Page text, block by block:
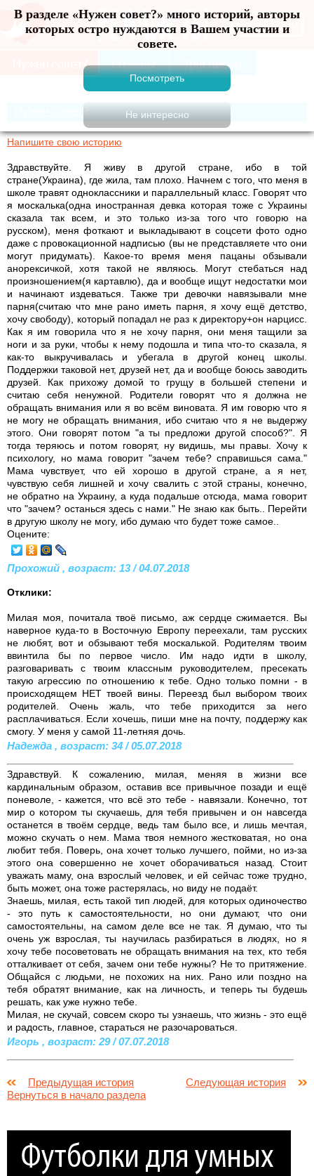
В разделе «Нужен совет?» много историй, авторы
которых остро нуждаются в Вашем участии и
совете.
Меню
Нужен совет?
Напишите свою историю
Здравствуйте. Я живу в другой стране, ибо в той
стране(Украина), где жила, там плохо. Начнем с того, что меня в
школе травят одноклассники и параллельный класс. Говорят что
я москалька(одна иностранная девка которая тоже с Украины
сказала так всем, и это только из-за того что говорю на
русском), меня фоткают и выкладывают в соцсети фото одно
даже с провокационной надписью (вы не представляете что они
могут придумать). Какое-то время меня пацаны обзывали
анорексичкой, хотя такой не являюсь. Могут стебаться над
произношением(я картавлю), да и вообще ищут недостатки мои
и начинают издеваться. Также три девочки навязывали мне
парня(считаю что мне рано иметь парня, я хочу ещё детство,
хочу свободу), который попадал не раз к директору+он нарцисс.
Как я им говорила что я не хочу парня, они меня тащили за
ноги и за руки, чтобы к нему подошла и типа что-то сказала, я
как-то выкручивалась и убегала в другой конец школы.
Поддержки таковой нет, друзей нет, да и вообще боюсь заводить
друзей. Как прихожу домой то грущу в большей степени и
считаю себя ненужной. Родители говорят что я должна не
обращать внимания или я во всём виновата. Я им говорю что я
не могу не обращать внимания, ибо считаю что я не выдержу
этого. Они говорят потом "а ты предложи другой способ?". Я
тогда теряюсь и потом говорят, ну видишь, мы правы. Хочу к
психологу, но мама говорит "зачем тебе? справишься сама."
Мама чувствует, что ей хорошо в другой стране, а я нет,
чувствую себя лишней и хочу свалить с этой страны, конечно,
не обратно на Украину, а куда подальше отсюда, мама говорит
что "зачем? останься здесь с нами." Не знаю как быть.. Перейти
в другую школу не могу, ибо думаю что будет тоже самое..
Оцените:
Прохожий , возраст: 13 / 04.07.2018
Отклики:
Милая моя, почитала твоё письмо, аж сердце сжимается. Вы
наверное куда-то в Восточную Европу переехали, там русских
не любят, вот и обзывают тебя москалькой. Родителям твоим
ввинтила бы по первое число. Им надо идти в школу,
разговаривать с твоим классным руководителем, пресекать
такую агрессию по отношению к тебе. Одно только помни - в
происходящем НЕТ твоей вины. Переезд был выбором твоих
родителей. Очень жаль, что тебе приходится за него
расплачиваться. Если хочешь, пиши мне на почту, поддержу как
смогу. У меня у самой 11-летняя дочь.
Надежда , возраст: 34 / 05.07.2018
Здравствуй. К сожалению, милая, меняя в жизни все
кардинальным образом, оставив все привычное позади и ещё
поневоле, - кажется, что всё это тебе - навязали. Конечно, тот
мир о котором ты скучаешь, для тебя привычен и он навсегда
останется в твоём сердце, ведь там было все, и лишь мечтая,
можно скучать о нем. Мама твоя немного жестковатая, но она
любит тебя. Поверь, она хочет только лучшего, пойми, но из-за
этого она совершенно не хочет оборачиваться назад. Стоит
уважать маму, она взрослый человек, и ей сейчас тоже трудно,
быть может, она тоже растерялась, но виду не подаёт.
Знаешь, милая, есть такой тип людей, для которых одиночество
- это путь к самостоятельности, но они думают, что они
самостоятельны, на самом деле все не так. Я думаю, что ты
очень уж взрослая, ты научилась разбираться в людях, но я
хочу тебе посоветовать не обращать внимания на тех, кто тебя
отталкивает от себя, зачем они тебе нужны? Не то притяжение.
Общайся с людьми, не похожих на них. Рано или поздно на
тебя обратят внимание, как на личность, и теперь ты будешь
решать, как уже нужно тебе.
Милая, не скучай, совсем скоро ты узнаешь, что жизнь - это ещё
и радость, главное, стараться не разочароваться.
Игорь , возраст: 29 / 07.07.2018
Предыдущая история
Следующая история
Вернуться в начало раздела